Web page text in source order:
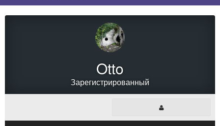
Otto
Зарегистрированный